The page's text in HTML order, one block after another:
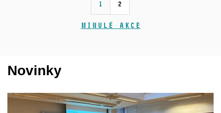
1 2
Minulé akce
Novinky